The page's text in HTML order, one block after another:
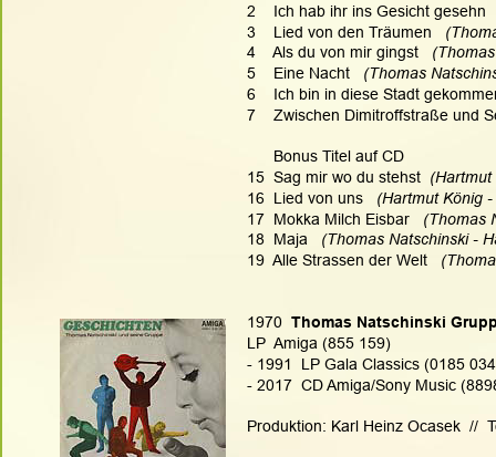
2    Ich hab ihr ins Gesicht
3    Lied von den Träumen
4    Als du von mir gingst
5    Eine Nacht
(Thomas
6    Ich bin in diese Stadt
7    Zwischen Dimitroffstraße und
      Bonus Titel auf CD
15  Sag mir wo du stehst
16  Lied von uns
(Hartmut König
17  Mokka Milch Eisbar
(Thomas
18  Maja (Thomas Natschinski -
19  Alle Strassen der Welt
1970
Thomas Natschinski
LP  Amiga (855 159)
- 1991  LP Gala Classics (0185
- 2017  CD Amiga/Sony Music
Produktion: Karl Heinz Ocasek  //